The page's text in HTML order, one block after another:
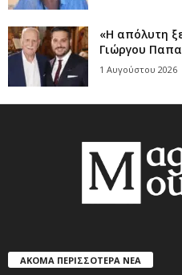
«Η απόλυτη
Γιώργου
1 Αυγούστου 2026
ΑΚΟΜΑ ΠΕΡΙΣΣΟΤΕΡΑ ΝΕΑ